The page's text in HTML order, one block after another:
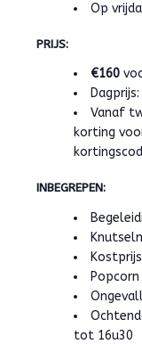
Op
PRIJS:
€160
Dagprijs:
Vanaf
korting
INBEGREPEN:
tot 16u30